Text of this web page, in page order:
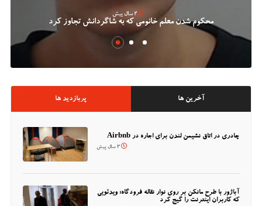
محکوم شدن معلم خانومی که به شاگردانش تجاوز کرد
2 سال پیش
پربازدید ها آخرین ها
چادری در اتاق نشیمن لندن برای اجاره در Airbnb
3 سال پیش
آباژور با طرح مانکن بر روی نوار نقاله فرودگاه؛ ویدئویی
که کاربران اینترنت را گیج کرد